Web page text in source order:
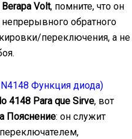
Volt, помните, что он
обратного
переключения, а не
Функция диода)
4148 Para que Sirve, вот
Пояснение: он служит